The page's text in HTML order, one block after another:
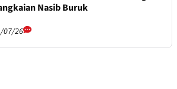
Nasib Buruk
07/26